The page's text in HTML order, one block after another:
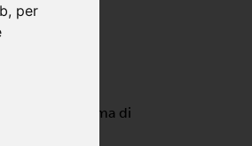
, per
gamma di